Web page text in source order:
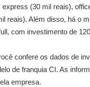
express (30 mil reais),
reais). Além disso, há o
com investimento de
confere os dados de
de franquia CI. As
empresa.